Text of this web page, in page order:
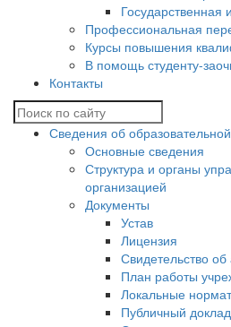
Государственная
Профессиональная
Курсы повышения
В помощь студенту-
Контакты
Сведения об
Основные сведения
Структура и органы
организацией
Документы
Устав
Лицензия
Свидетельство об
План работы
Локальные
Публичный доклад